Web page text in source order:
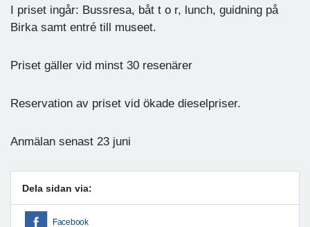
I priset ingår: Bussresa, båt t o r, lunch, guidning på
Birka samt entré till museet.
Priset gäller vid minst 30 resenärer
Reservation av priset vid ökade dieselpriser.
Anmälan senast 23 juni
Dela sidan via:
Facebook